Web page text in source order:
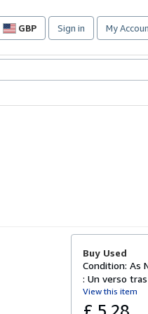
GBP
Site
preferences
Sign in My
Buy Used
Condition: As
: Un verso
View this item